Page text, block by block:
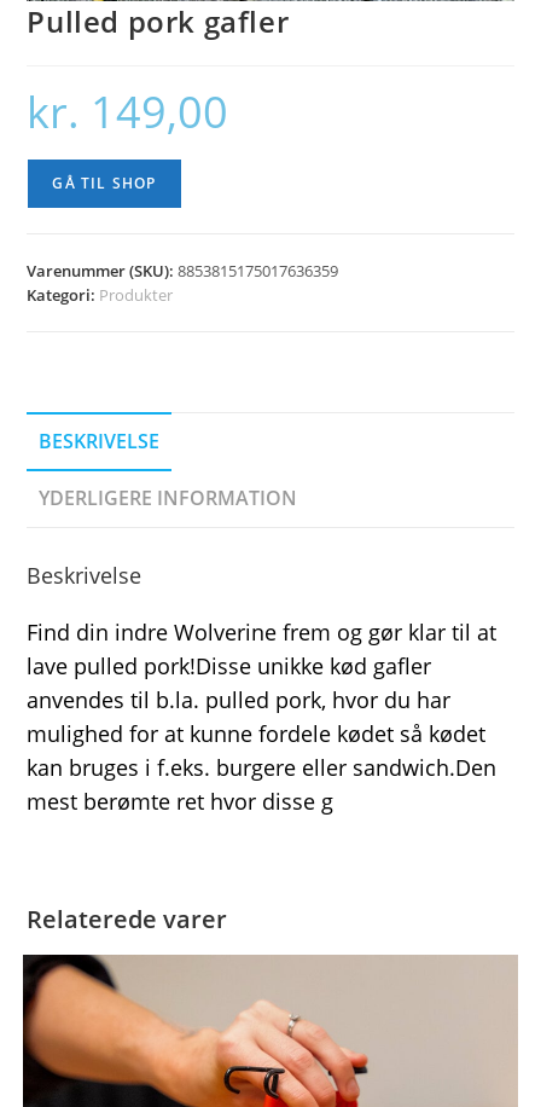
Pulled pork gafler
kr. 149,00
GÅ TIL SHOP
Varenummer (SKU):8853815175017636359
Kategori: Produkter
BESKRIVELSE
YDERLIGERE INFORMATION
Beskrivelse
Find din indre Wolverine frem og gør klar til at
lave pulled pork!Disse unikke kød gafler
anvendes til b.la. pulled pork, hvor du har
mulighed for at kunne fordele kødet så kødet
kan bruges i f.eks. burgere eller sandwich.Den
mest berømte ret hvor disse g
Relaterede varer